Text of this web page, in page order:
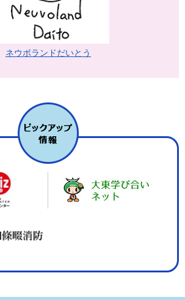
ネウボランドだいとう